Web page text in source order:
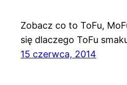
Zobacz co to ToFu,
się dlaczego ToFu
15 czerwca, 2014